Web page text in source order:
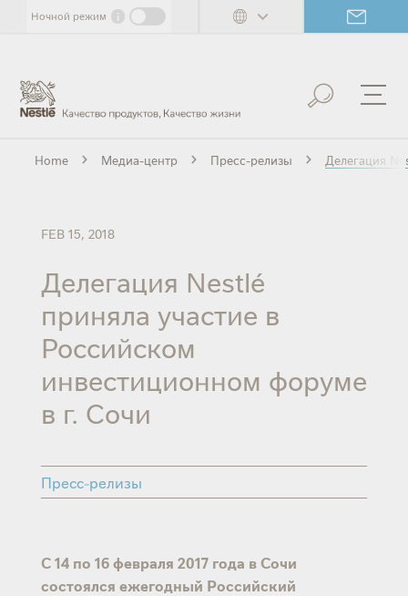
content
Ночной режим i
Home Медиа-центр Пресс-релизы Делегация
Делегация Nestlé
приняла участие в
Российском
инвестиционном форуме
в г. Сочи
FEB 15, 2018
Пресс-релизы
С 14 по 16 февраля 2017 года в Сочи
состоялся ежегодный Российский